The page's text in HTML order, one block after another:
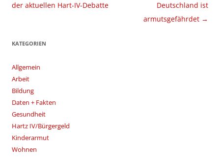
der aktuellen Hart-IV-Debatte
Deutschland ist
armutsgefährdet →
KATEGORIEN
Allgemein
Arbeit
Bildung
Daten + Fakten
Gesundheit
Hartz IV/Bürgergeld
Kinderarmut
Wohnen